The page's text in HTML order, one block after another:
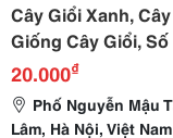
Cây Giổi Xanh,
Giống Cây Giổi,
20.000₫
Phố Nguyễn Mậu
Lâm, Hà Nội, Việt Nam